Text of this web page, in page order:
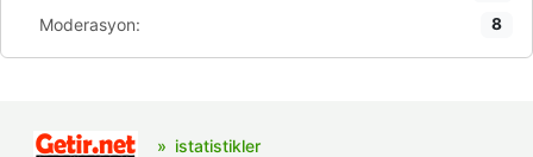
Moderasyon: 8
istatistikler